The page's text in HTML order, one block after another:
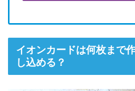
イオンカードは何枚まで
し込める？